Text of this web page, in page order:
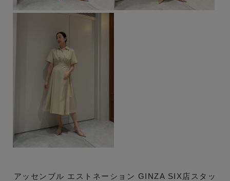
アッセンブル エストネーション GINZA SIX店スタッ